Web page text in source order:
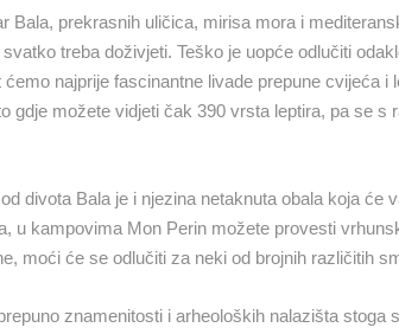
SUTIVAN, OTOK BRAČ PANORAMSKA
SUTIVAN
KATEGORIJE KAMERA
TRANSPORT I PROMET ZNAMENITOSTI SVJETSKA
Bala, prekrasnih uličica, mirisa mora i
treba doživjeti. Teško je uopće odlučiti
ćemo najprije fascinantne livade prepune cvijeća
gdje možete vidjeti čak 390 vrsta leptira, pa se s
divota Bala je i njezina netaknuta obala koja će
u kampovima Mon Perin možete provesti
moći će se odlučiti za neki od brojnih različitih
znamenitosti i arheoloških nalazišta